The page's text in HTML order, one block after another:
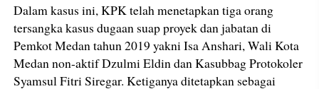
Dalam kasus ini, KPK telah menetapkan tiga orang
tersangka kasus dugaan suap proyek dan jabatan di
Pemkot Medan tahun 2019 yakni Isa Anshari, Wali Kota
Medan non-aktif Dzulmi Eldin dan Kasubbag Protokoler
Syamsul Fitri Siregar. Ketiganya ditetapkan sebagai